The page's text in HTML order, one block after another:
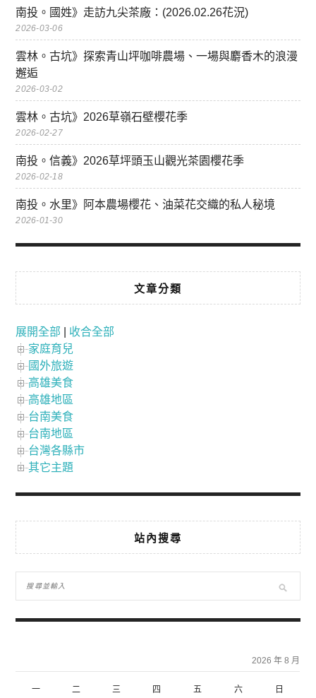
南投。國姓》走訪九尖茶廠：(2026.02.26花況)
2026-03-06
雲林。古坑》探索青山坪咖啡農場、一場與麝香木的浪漫
邂逅
2026-03-02
雲林。古坑》2026草嶺石壁櫻花季
2026-02-27
南投。信義》2026草坪頭玉山觀光茶園櫻花季
2026-02-18
南投。水里》阿本農場櫻花、油菜花交織的私人秘境
2026-01-30
文章分類
展開全部
收合全部
家庭育兒
國外旅遊
高雄美食
高雄地區
台南美食
台南地區
台灣各縣市
其它主題
站內搜尋
2026 年 8 月
一 二 三 四 五 六 日